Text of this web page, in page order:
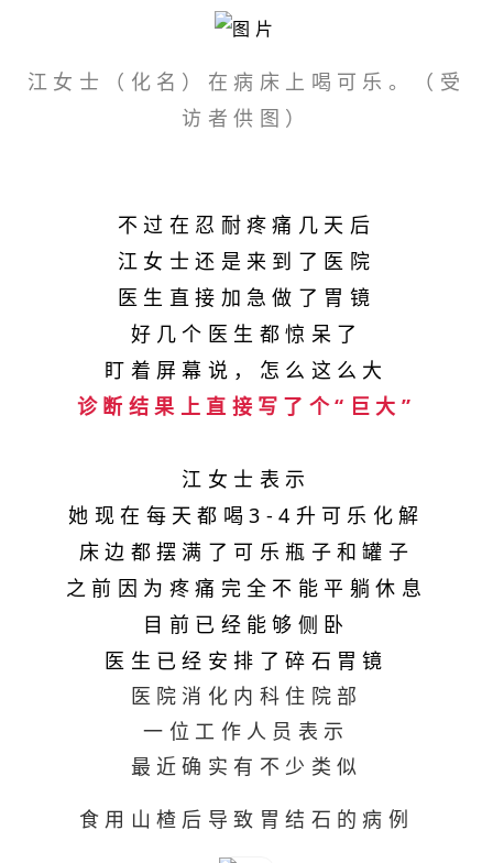
江女士（化名）在病床上喝可乐。（受
访者供图 ）
不过在忍耐疼痛几天后
江女士还是来到了医院
医生直接加急做了胃镜
好几个医生都惊呆了
盯着屏幕说，怎么这么大
诊断结果上直接写了个“ 巨大 ”
江女士表示
她现在每天都喝3-4升可乐化解
床边都摆满了可乐瓶子和罐子
之前因为疼痛完全不能平躺休息
目前已经能够侧卧
医生已经安排了碎石胃镜
医院消化内科住院部
一位工作人员表示
最近确实有不少类似
食用山楂后导致胃结石的病例